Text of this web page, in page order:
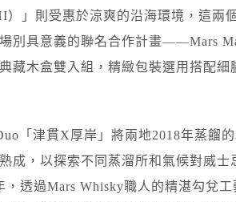
）」則受惠於涼爽的沿海環境，這兩
別具意義的聯名合作計畫——Mars
藏木盒雙入組，精緻包裝選用搭配
「津貫X厚岸」將兩地2018年蒸餾
成，以探索不同蒸溜所和氣候對威
，透過Mars Whisky職人的精湛勾兌